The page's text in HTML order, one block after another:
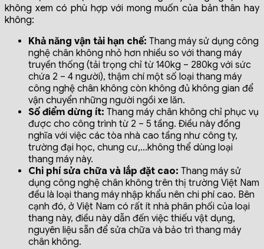
không xem có phù hợp với mong muốn của bản thân hay
không:
Khả năng vận tải hạn chế: Thang máy sử dụng công
nghệ chân không nhỏ hơn nhiều so với thang máy
truyền thống (tải trọng chỉ từ 140kg – 280kg với sức
chứa 2 – 4 người), thậm chí một số loại thang máy
công nghệ chân không còn không đủ không gian để
vận chuyển những người ngồi xe lăn.
Số điểm dừng ít: Thang máy chân không chỉ phục vụ
được cho công trình từ 2 – 5 tầng. Điều này đồng
nghĩa với việc các tòa nhà cao tầng như công ty,
trường đại học, chung cư,…không thể dùng loại
thang máy này.
Chi phí sửa chữa và lắp đặt cao: Thang máy sử
dụng công nghệ chân không trên thị trường Việt Nam
đều là loại thang máy nhập khẩu nên chi phí cao. Bên
cạnh đó, ở Việt Nam có rất ít nhà phân phối của loại
thang này, điều này dẫn đến việc thiếu vật dụng,
nguyên liệu sẵn để sửa chữa và bảo trì thang máy
chân không.